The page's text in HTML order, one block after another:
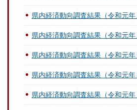
県内経済動向調査結果（令和元年
県内経済動向調査結果（令和元年
県内経済動向調査結果（令和元年
県内経済動向調査結果（令和元年
県内経済動向調査結果（令和元年